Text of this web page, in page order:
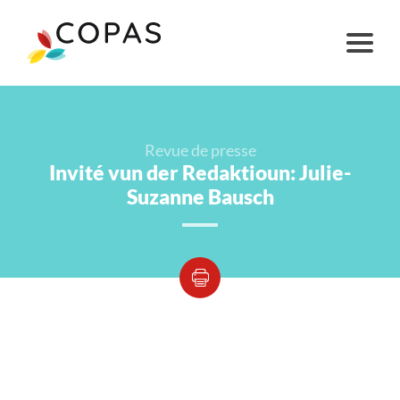
Revue de presse
Invité vun der Redaktioun: Julie-
Suzanne Bausch